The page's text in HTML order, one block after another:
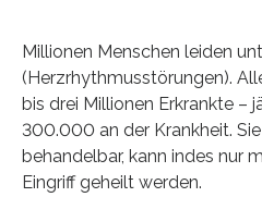
Millionen Menschen leiden
(Herzrhythmusstörungen).
bis drei Millionen Erkrankte –
300.000 an der Krankheit.
behandelbar, kann indes nur
Eingriff geheilt werden.